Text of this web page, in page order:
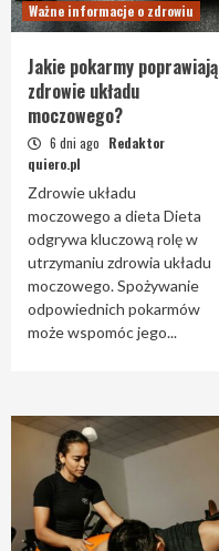
Ważne informacje o zdrowiu
Jakie pokarmy poprawiają
zdrowie układu
moczowego?
6 dni ago Redaktor
quiero.pl
Zdrowie układu
moczowego a dieta Dieta
odgrywa kluczową rolę w
utrzymaniu zdrowia układu
moczowego. Spożywanie
odpowiednich pokarmów
może wspomóc jego...